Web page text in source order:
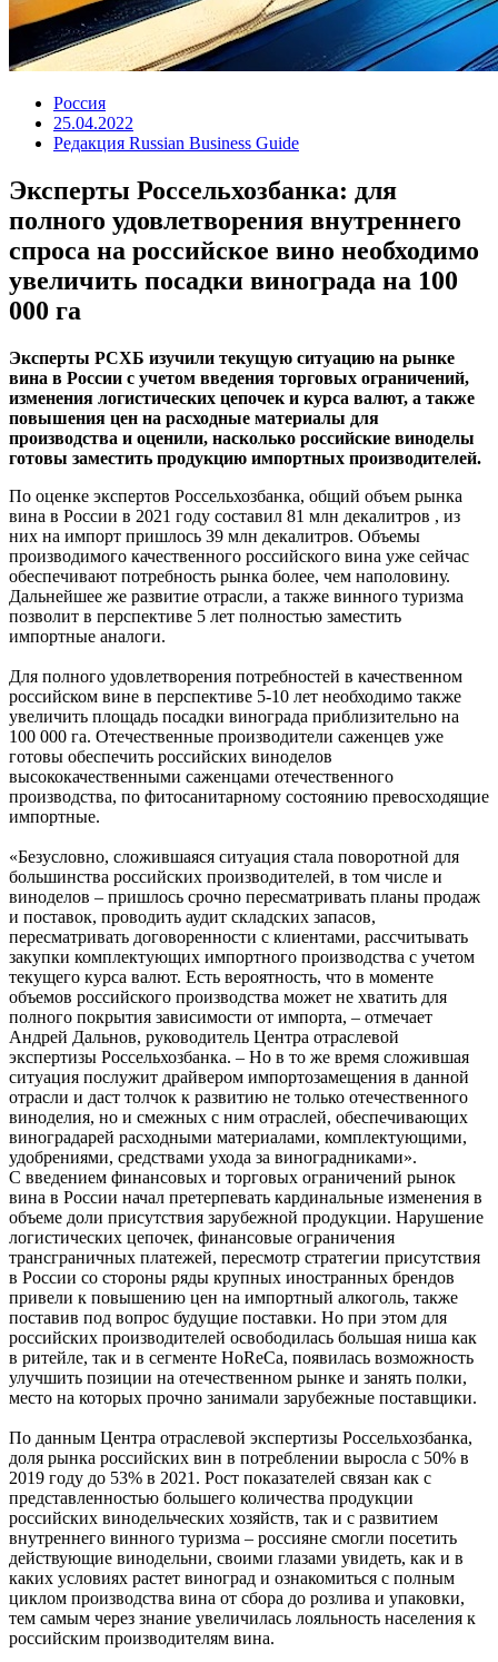
Россия
25.04.2022
Редакция Russian Business Guide
Эксперты Россельхозбанка: для
полного удовлетворения внутреннего
спроса на российское вино необходимо
увеличить посадки винограда на 100
000 га
Эксперты РСХБ изучили текущую ситуацию на рынке
вина в России с учетом введения торговых ограничений,
изменения логистических цепочек и курса валют, а также
повышения цен на расходные материалы для
производства и оценили, насколько российские виноделы
готовы заместить продукцию импортных производителей.
По оценке экспертов Россельхозбанка, общий объем рынка
вина в России в 2021 году составил 81 млн декалитров , из
них на импорт пришлось 39 млн декалитров. Объемы
производимого качественного российского вина уже сейчас
обеспечивают потребность рынка более, чем наполовину.
Дальнейшее же развитие отрасли, а также винного туризма
позволит в перспективе 5 лет полностью заместить
импортные аналоги.
Для полного удовлетворения потребностей в качественном
российском вине в перспективе 5-10 лет необходимо также
увеличить площадь посадки винограда приблизительно на
100 000 га. Отечественные производители саженцев уже
готовы обеспечить российских виноделов
высококачественными саженцами отечественного
производства, по фитосанитарному состоянию превосходящие
импортные.
«Безусловно, сложившаяся ситуация стала поворотной для
большинства российских производителей, в том числе и
виноделов – пришлось срочно пересматривать планы продаж
и поставок, проводить аудит складских запасов,
пересматривать договоренности с клиентами, рассчитывать
закупки комплектующих импортного производства с учетом
текущего курса валют. Есть вероятность, что в моменте
объемов российского производства может не хватить для
полного покрытия зависимости от импорта, – отмечает
Андрей Дальнов, руководитель Центра отраслевой
экспертизы Россельхозбанка. – Но в то же время сложившая
ситуация послужит драйвером импортозамещения в данной
отрасли и даст толчок к развитию не только отечественного
виноделия, но и смежных с ним отраслей, обеспечивающих
виноградарей расходными материалами, комплектующими,
удобрениями, средствами ухода за виноградниками».
С введением финансовых и торговых ограничений рынок
вина в России начал претерпевать кардинальные изменения в
объеме доли присутствия зарубежной продукции. Нарушение
логистических цепочек, финансовые ограничения
трансграничных платежей, пересмотр стратегии присутствия
в России со стороны ряды крупных иностранных брендов
привели к повышению цен на импортный алкоголь, также
поставив под вопрос будущие поставки. Но при этом для
российских производителей освободилась большая ниша как
в ритейле, так и в сегменте HoReCa, появилась возможность
улучшить позиции на отечественном рынке и занять полки,
место на которых прочно занимали зарубежные поставщики.
По данным Центра отраслевой экспертизы Россельхозбанка,
доля рынка российских вин в потреблении выросла с 50% в
2019 году до 53% в 2021. Рост показателей связан как с
представленностью большего количества продукции
российских винодельческих хозяйств, так и с развитием
внутреннего винного туризма – россияне смогли посетить
действующие винодельни, своими глазами увидеть, как и в
каких условиях растет виноград и ознакомиться с полным
циклом производства вина от сбора до розлива и упаковки,
тем самым через знание увеличилась лояльность населения к
российским производителям вина.